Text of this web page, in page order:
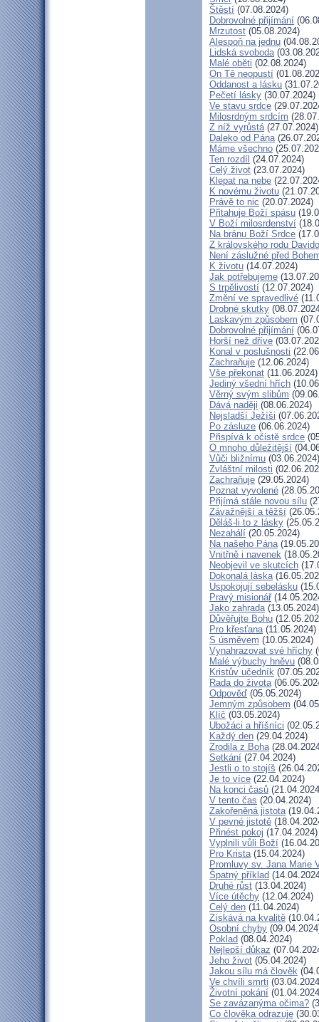
Štěstí (07.08.2024)
Dobrovolné přijímání
Mrzutost (05.08.2024)
Alespoň na jednu
Lidská svoboda
Malé oběti (02.08.2024)
On Tě neopustí
Oddanost a lásku
Pečetí lásky (30.07.2024)
Ve stavu srdce
Milosrdným srdcím
Z níž vyrůstá(27.07.2024)
Daleko od Pána
Máme všechno
Ten rozdíl (24.07.2024)
Celý život (23.07.2024)
Klepat na nebe
K novému životu
Právě to nic (20.07.2024)
Přitahuje Boží spásu
V Boží milosrdenství
Na bránu Boží Srdce
Z královského rodu
Není záslužné před
K životu (14.07.2024)
Jak potřebujeme
S trpělivostí (12.07.2024)
Změní ve spravedlivé
Drobné skutky
Laskavým způsobem
Dobrovolné přijímání
Horší než dříve
Konal v poslušnosti
Zachraňuje (12.06.2024)
Vše překonat (11.06.2024)
Jediný všední hřích
Věrný svým slibům
Dává naději (08.06.2024)
Nejsladší Ježíši
Po zásluze (06.06.2024)
Přispívá k očistě srdce
O mnoho důležitější
Vůči bližnímu (03.06.2024)
Zvláštní milosti
Zachraňuje (29.05.2024)
Poznat vyvolené
Přijímá stále novou sílu
Závažnější a těžší
Děláš-li to z lásky
Nezahálí (20.05.2024)
Na našeho Pána
Vnitřně i navenek
Neobjevil ve skutcích
Dokonalá láska
Uspokojují sebelásku
Pravý misionář
Jako zahrada(13.05.2024)
Důvěřujte Bohu
Pro křesťana(11.05.2024)
S úsměvem (10.05.2024)
Vynahrazovat své hříchy
Malé výbuchy hněvu
Kristův učedník
Rada do života
Odpověď (05.05.2024)
Jemným způsobem
Klíč (03.05.2024)
Ubožáci a hříšníci
Každý den (29.04.2024)
Zrodila z Boha
Setkání (27.04.2024)
Jestli o to stojíš
Je to více (22.04.2024)
Na konci časů
V tento čas (20.04.2024)
Zakořeněná jistota
V pevné jistotě
Přinést pokoj (17.04.2024)
Vyplnili vůli Boží
Pro Krista(15.04.2024)
Promluvy sv. Jana Marie
Špatný příklad
Druhé růst (13.04.2024)
Více útěchy (12.04.2024)
Celý den (11.04.2024)
Získává na kvalitě
Osobní chyby
Poklad (08.04.2024)
Nejlepší důkaz
Jeho život (05.04.2024)
Jakou sílu má člověk
Ve chvíli smrti
Životní pokání
Se zavázanýma očima?
Co člověka odrazuje